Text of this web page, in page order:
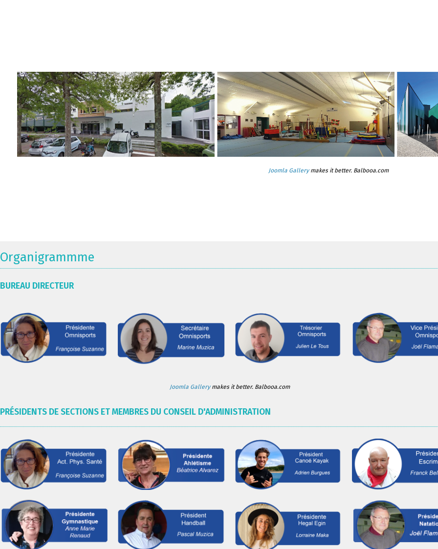
Joomla Gallerymakes it better. Balbooa.com
Organigrammme
BUREAU DIRECTEUR
Joomla Gallerymakes it better. Balbooa.com
PRÉSIDENTS DE SECTIONS ET MEMBRES DU CONSEIL D'ADMINISTRATION